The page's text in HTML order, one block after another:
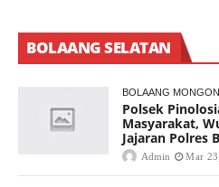
BOLAANG SELATAN
BOLAANG
Polsek
Masyarakat,
Jajaran Polres
Admin Mar